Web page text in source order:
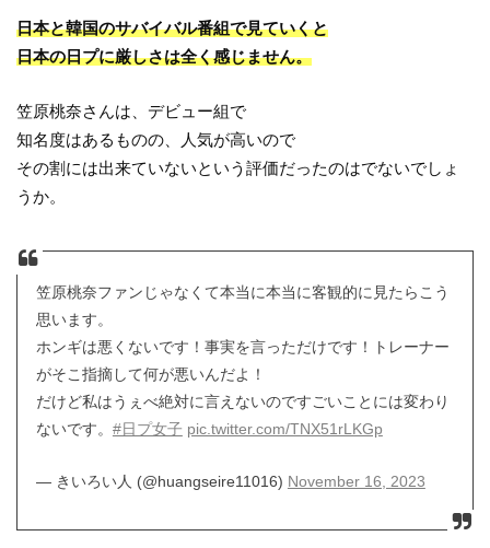
日本と韓国のサバイバル番組で見ていくと
日本の日プに厳しさは全く感じません。
笠原桃奈さんは、デビュー組で
知名度はあるものの、人気が高いので
その割には出来ていないという評価だったのはでないでしょ
うか。
笠原桃奈ファンじゃなくて本当に本当に客観的に見たらこう
思います。
ホンギは悪くないです！事実を言っただけです！トレーナー
がそこ指摘して何が悪いんだよ！
だけど私はうぇべ絶対に言えないのですごいことには変わり
ないです。 #日プ女子 pic.twitter.com/TNX51rLKGp
— きいろい人 (@huangseire11016) November 16, 2023